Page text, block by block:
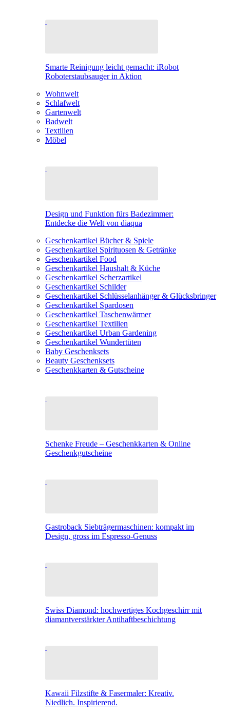
Smarte Reinigung leicht gemacht: iRobot
Roboterstaubsauger in Aktion
Wohnwelt
Schlafwelt
Gartenwelt
Badwelt
Textilien
Möbel
Design und Funktion fürs Badezimmer:
Entdecke die Welt von diaqua
Geschenkartikel Bücher & Spiele
Geschenkartikel Spirituosen & Getränke
Geschenkartikel Food
Geschenkartikel Haushalt & Küche
Geschenkartikel Scherzartikel
Geschenkartikel Schilder
Geschenkartikel Schlüsselanhänger & Glücksbringer
Geschenkartikel Spardosen
Geschenkartikel Taschenwärmer
Geschenkartikel Textilien
Geschenkartikel Urban Gardening
Geschenkartikel Wundertüten
Baby Geschenksets
Beauty Geschenksets
Geschenkkarten & Gutscheine
Schenke Freude – Geschenkkarten & Online
Geschenkgutscheine
Gastroback Siebträgermaschinen: kompakt im
Design, gross im Espresso-Genuss
Swiss Diamond: hochwertiges Kochgeschirr mit
diamantverstärkter Antihaftbeschichtung
Kawaii Filzstifte & Fasermaler: Kreativ.
Niedlich. Inspirierend.